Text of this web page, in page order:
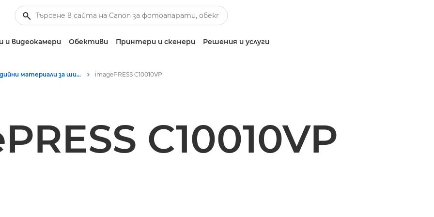
видеокамери Обективи Принтери и скенери Решения и услуги
Медийни материали за широкоформатен печат – Пресцентър на Canon imagePRESS C10010VP
C10010VP